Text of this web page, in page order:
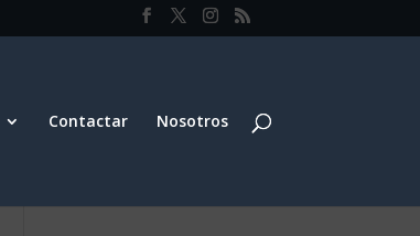
Contactar Nosotros